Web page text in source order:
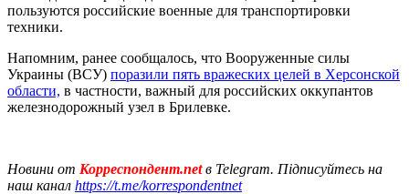
пользуются российские военные для транспортировки
техники.
Напомним, ранее сообщалось, что Вооруженные силы
Украины (ВСУ) поразили пять вражеских целей в Херсонской
области, в частности, важный для российских оккупантов
железнодорожный узел в Брилевке.
Новини от Корреспондент.netв Telegram. Підписуйтесь на
наш канал https://t.me/korrespondentnet